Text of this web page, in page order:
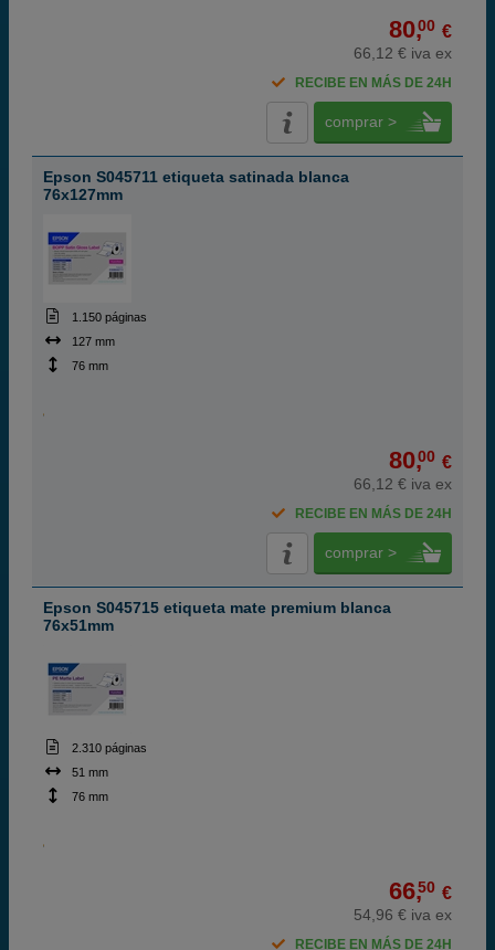
80,00 €
66,12 € iva ex
RECIBE EN MÁS DE 24H
comprar >
Epson S045711 etiqueta satinada blanca
76x127mm
1.150 páginas
127 mm
76 mm
80,00 €
66,12 € iva ex
RECIBE EN MÁS DE 24H
comprar >
Epson S045715 etiqueta mate premium blanca
76x51mm
2.310 páginas
51 mm
76 mm
66,50 €
54,96 € iva ex
RECIBE EN MÁS DE 24H